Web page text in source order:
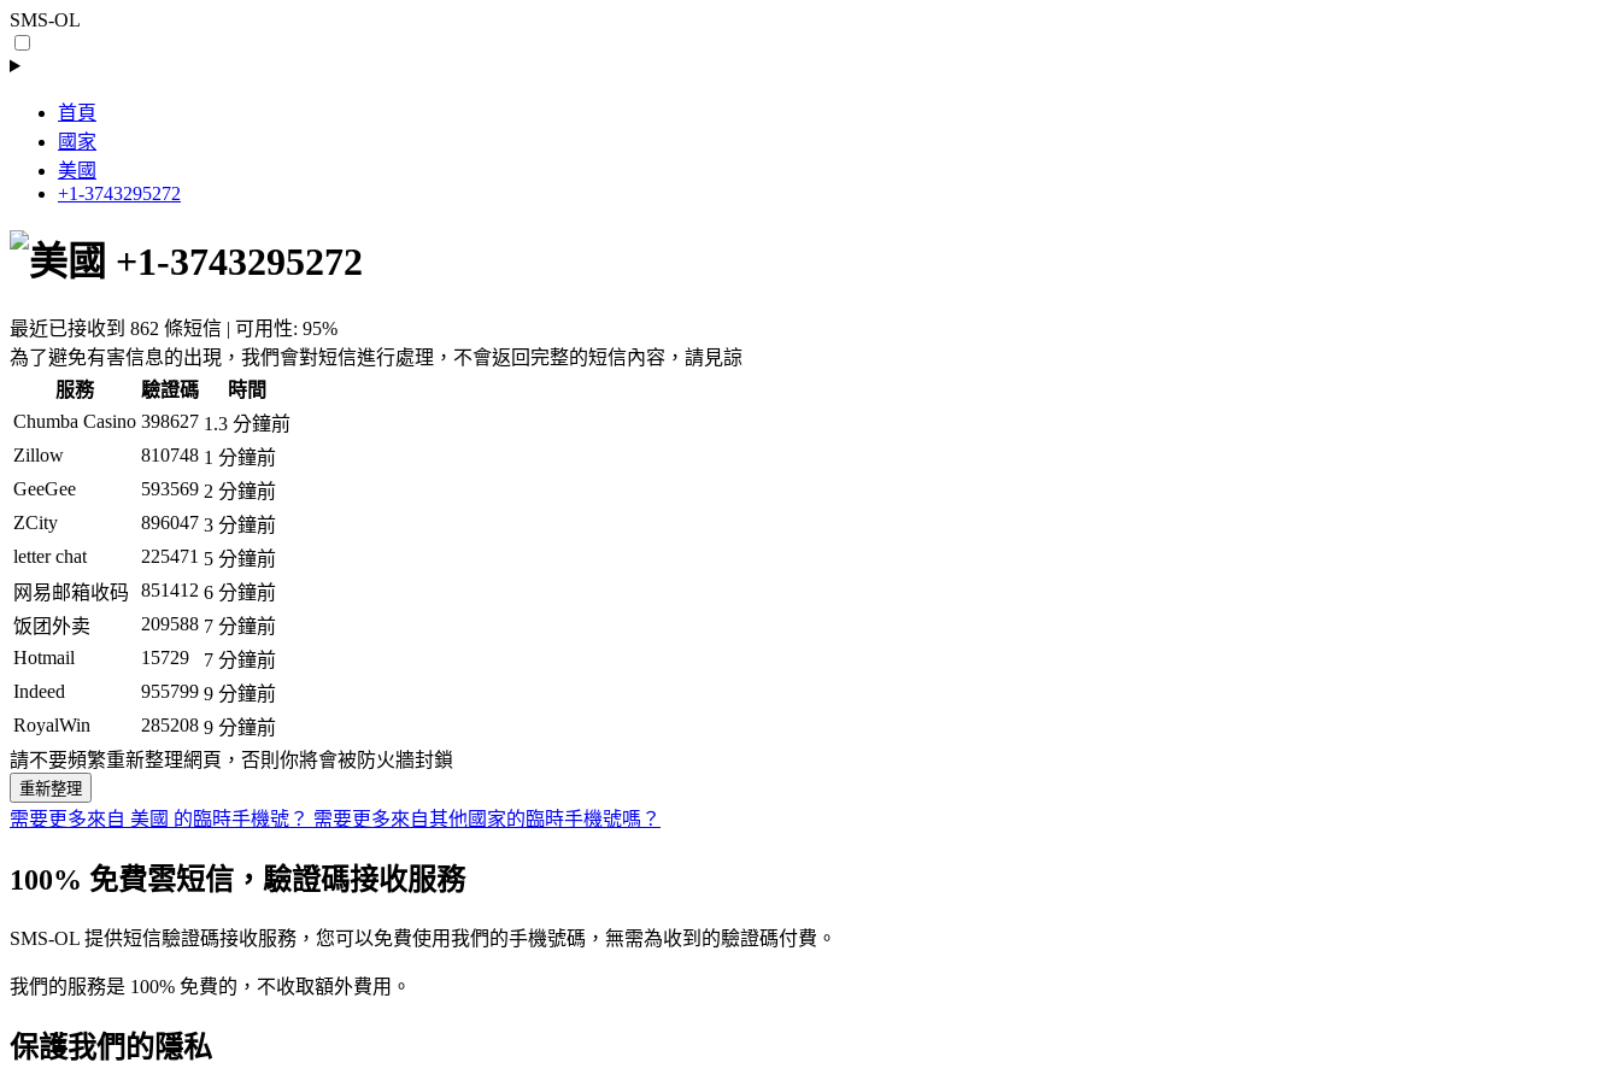
SMS-OL
首頁
國家
美國
+1-3743295272
+1-3743295272
最近已接收到 862 條短信 | 可用性: 95%
為了避免有害信息的出現，我們會對短信進行處理，不會返回完整的短信內容，請見諒
服務
驗證碼
時間
Chumba Casino 398627 1.3 分鐘前
Zillow
810748 1 分鐘前
GeeGee
593569 2 分鐘前
ZCity
896047 3 分鐘前
letter chat
225471 5 分鐘前
网易邮箱收码
851412 6 分鐘前
饭团外卖
209588 7 分鐘前
Hotmail
15729
7 分鐘前
Indeed
955799 9 分鐘前
RoyalWin
285208 9 分鐘前
請不要頻繁重新整理網頁，否則你將會被防火牆封鎖
重新整理
需要更多來自 美國 的臨時手機號？ 需要更多來自其他國家的臨時手機號嗎？
100% 免費雲短信，驗證碼接收服務
SMS-OL 提供短信驗證碼接收服務，您可以免費使用我們的手機號碼，無需為收到的驗證碼付費。
我們的服務是 100% 免費的，不收取額外費用。
保護我們的隱私